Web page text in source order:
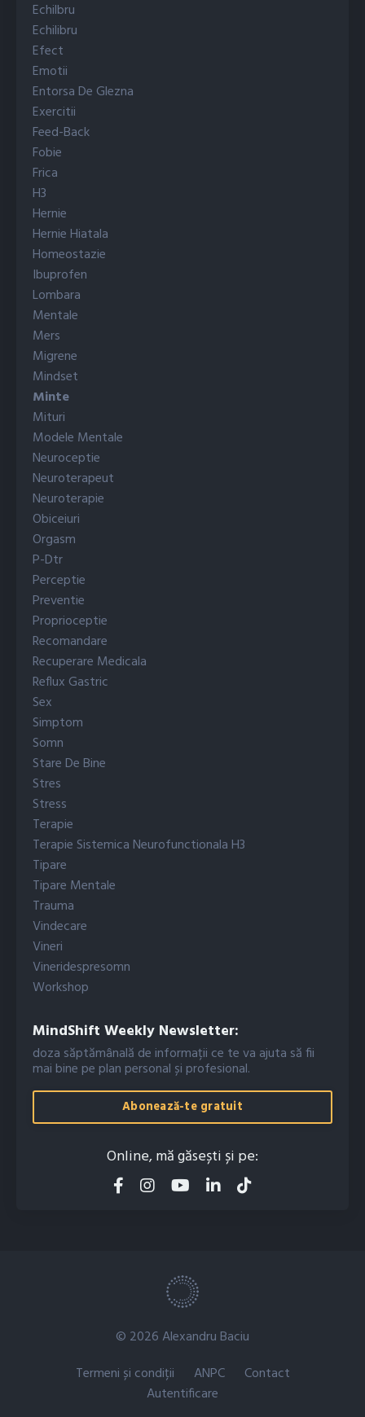
Echilbru
Echilibru
Efect
Emotii
Entorsa De Glezna
Exercitii
Feed-Back
Fobie
Frica
H3
Hernie
Hernie Hiatala
Homeostazie
Ibuprofen
Lombara
Mentale
Mers
Migrene
Mindset
Minte
Mituri
Modele Mentale
Neuroceptie
Neuroterapeut
Neuroterapie
Obiceiuri
Orgasm
P-Dtr
Perceptie
Preventie
Proprioceptie
Recomandare
Recuperare Medicala
Reflux Gastric
Sex
Simptom
Somn
Stare De Bine
Stres
Stress
Terapie
Terapie Sistemica Neurofunctionala H3
Tipare
Tipare Mentale
Trauma
Vindecare
Vineri
Vineridespresomn
Workshop
MindShift Weekly Newsletter:
doza săptămânală de informații ce te va ajuta să fii
mai bine pe plan personal și profesional.
Abonează-te gratuit
Online, mă găsești și pe:
© 2026 Alexandru Baciu
Termeni și condiții
ANPC
Contact
Autentificare